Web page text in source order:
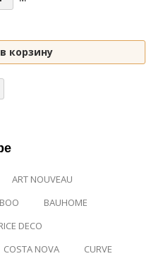
корзину
ART NOUVEAU
BAUHOME
DECO
COSTA NOVA
CURVE